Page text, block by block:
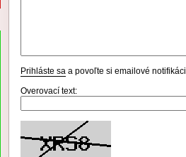
Prihláste sa a povoľte si emailové
Overovací text: